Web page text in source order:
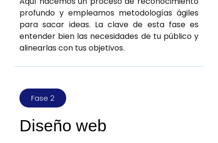
profundo y empleamos metodologías ágiles
para sacar ideas. La clave de esta fase es
entender bien las necesidades de tu público y
alinearlas con tus objetivos.
Fase 2
Diseño web